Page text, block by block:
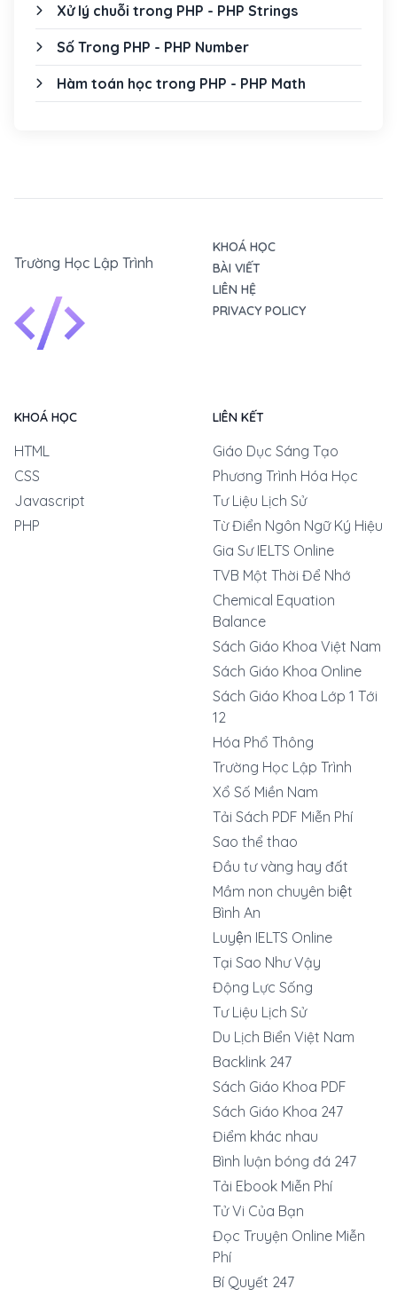
Xử lý chuỗi trong PHP - PHP Strings
Số Trong PHP - PHP Number
Hàm toán học trong PHP - PHP Math
Trường Học Lập Trình
KHOÁ HỌC
BÀI VIẾT
LIÊN HỆ
PRIVACY POLICY
KHOÁ HỌC
HTML
CSS
Javascript
PHP
LIÊN KẾT
Giáo Dục Sáng Tạo
Phương Trình Hóa Học
Tư Liệu Lịch Sử
Từ Điển Ngôn Ngữ Ký Hiệu
Gia Sư IELTS Online
TVB Một Thời Để Nhớ
Chemical Equation
Balance
Sách Giáo Khoa Việt Nam
Sách Giáo Khoa Online
Sách Giáo Khoa Lớp 1 Tới
12
Hóa Phổ Thông
Trường Học Lập Trình
Xổ Số Miền Nam
Tải Sách PDF Miễn Phí
Sao thể thao
Đầu tư vàng hay đất
Mầm non chuyên biệt
Bình An
Luyện IELTS Online
Tại Sao Như Vậy
Động Lực Sống
Tư Liệu Lịch Sử
Du Lịch Biển Việt Nam
Backlink 247
Sách Giáo Khoa PDF
Sách Giáo Khoa 247
Điểm khác nhau
Bình luận bóng đá 247
Tải Ebook Miễn Phí
Tử Vi Của Bạn
Đọc Truyện Online Miễn
Phí
Bí Quyết 247